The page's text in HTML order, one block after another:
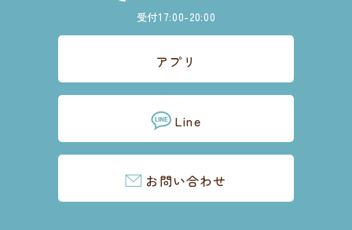
受付17:00-20:00
アプリ
Line
お問い合わせ